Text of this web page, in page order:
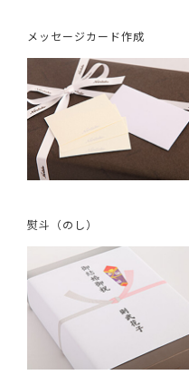
メッセージカード作成
熨斗（のし）